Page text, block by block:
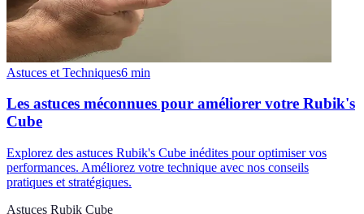
Astuces et Techniques6 min
Les astuces méconnues pour améliorer votre Rubik's
Cube
Explorez des astuces Rubik's Cube inédites pour optimiser vos
performances. Améliorez votre technique avec nos conseils
pratiques et stratégiques.
Astuces Rubik Cube